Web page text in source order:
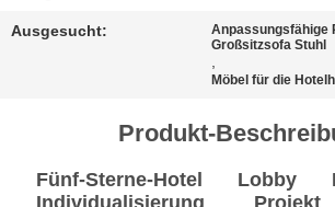
Ausgesucht:
Anpassungsfähige
Großsitzsofa Stuhl
Möbel für die
Produkt-
Fünf-Sterne-Hotel Lobby